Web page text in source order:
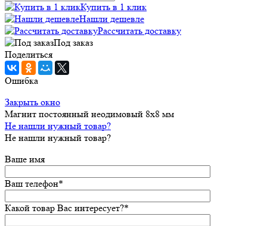
Купить в 1 клик
Нашли дешевле
Рассчитать доставку
Под заказ
Поделиться
Ошибка
Закрыть окно
Магнит постоянный неодимовый 8х8 мм
Не нашли нужный товар?
Не нашли нужный товар?
Ваше имя
Ваш телефон*
Какой товар Вас интересует?*